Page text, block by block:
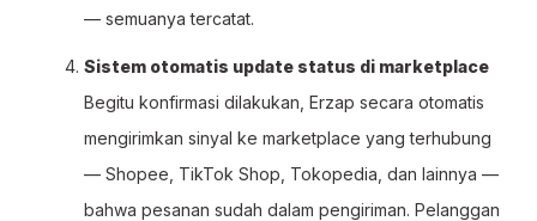
— semuanya tercatat.
Sistem otomatis update status di marketplace
Begitu konfirmasi dilakukan, Erzap secara otomatis
mengirimkan sinyal ke marketplace yang terhubung
— Shopee, TikTok Shop, Tokopedia, dan lainnya —
bahwa pesanan sudah dalam pengiriman. Pelanggan